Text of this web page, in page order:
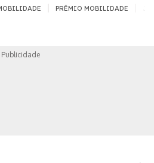
PRÊMIO MOBILIDADE
Publicidade